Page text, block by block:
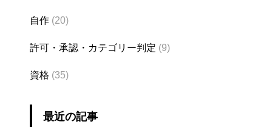
自作 (20)
許可・承認・カテゴリー判定 (9)
資格 (35)
最近の記事